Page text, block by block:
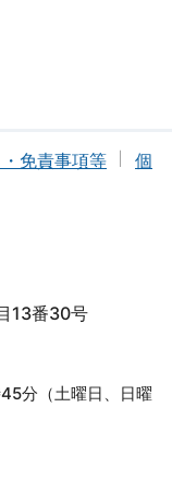
免責事項等
個
13番30号
分（土曜日、日曜